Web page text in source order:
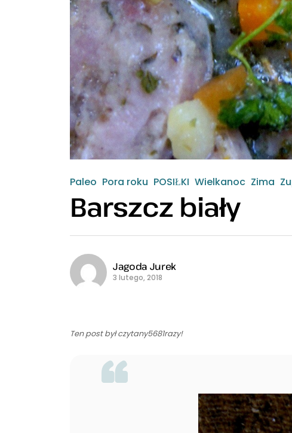
Paleo Pora roku POSIŁKI Wielkanoc Zima
Barszcz biały
Jagoda Jurek
3 lutego, 2018
Ten post był czytany5681razy!